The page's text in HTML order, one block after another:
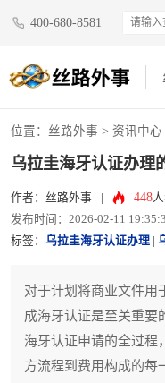
400-680-8581
位置： 丝路外事 > 资讯中心
乌拉圭海牙认证办理
作者：丝路外事 448
发布时间：2026-02-11
标签： 乌拉圭海牙认证办理
对于计划将商业文件用
成海牙认证是至关重要
海牙认证申请的全过程
方流程到费用构成的每